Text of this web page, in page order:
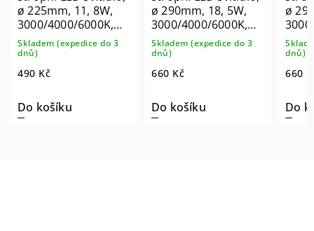
ø 225mm, 11, 8W,
3000/4000/6000K,
IP54, bílá 31512
Skladem (expedice do 3
dnů)
490 Kč
Do košíku
ø 290mm, 18, 5W,
3000/4000/6000K,
IP54, černá mat
31515
Skladem (expedice do 3
dnů)
660 Kč
Do košíku
ø
dnů)
660
Do